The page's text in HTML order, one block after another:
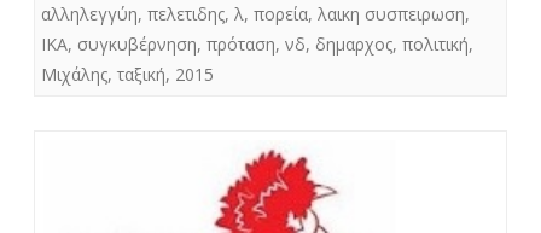
αλληλεγγύη, πελετιδης, λ, πορεία, λαικη συσπειρωση,
ΙΚΑ, συγκυβέρνηση, πρόταση, νδ, δημαρχος, πολιτική,
Μιχάλης, ταξική, 2015